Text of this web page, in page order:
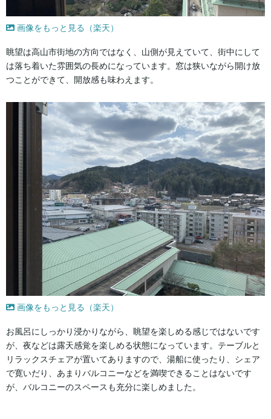
画像をもっと見る（楽天）
眺望は高山市街地の方向ではなく、山側が見えていて、街中にして
は落ち着いた雰囲気の長めになっています。窓は狭いながら開け放
つことができて、開放感も味わえます。
画像をもっと見る（楽天）
お風呂にしっかり浸かりながら、眺望を楽しめる感じではないです
が、夜などは露天感覚を楽しめる状態になっています。テーブルと
リラックスチェアが置いてありますので、湯船に使ったり、シェア
で寛いだり、あまりバルコニーなどを満喫できることはないです
が、バルコニーのスペースも充分に楽しめました。